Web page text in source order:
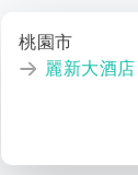
桃園市
麗新大酒店